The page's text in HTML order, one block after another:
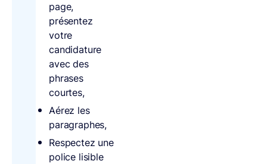
page,
présentez
votre
candidature
avec des
phrases
courtes,
Aérez les
paragraphes,
Respectez une
police lisible